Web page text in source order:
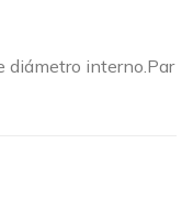
diámetro interno.Par